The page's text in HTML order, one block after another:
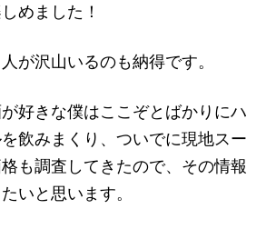
めました！
が沢山いるのも納得です。
好きな僕はここぞとばかりにハ
飲みまくり、ついでに現地スー
も調査してきたので、その情報
いと思います。